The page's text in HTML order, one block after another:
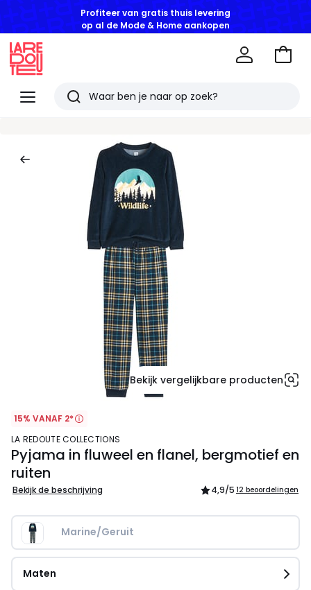
Profiteer van gratis thuis levering
op al de Mode & Home aankopen
Menu
Redoute
Zoeken
bekeken
artikelen
Naar
Bekijk vergelijkbare producten
15% VANAF 2*
LA REDOUTE COLLECTIONS
Pyjama in fluweel en flanel, bergmotief en
ruiten
Bekijk de beschrijving 4,9/5 12 beoordelingen
Marine/Geruit
Maten